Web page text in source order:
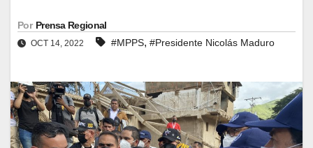
Por Prensa Regional
OCT 14, 2022 #MPPS, #Presidente Nicolás Maduro